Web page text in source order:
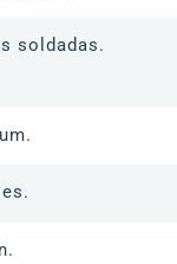
soldadas.